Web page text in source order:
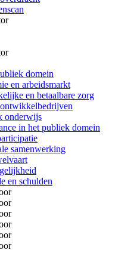
domein
en arbeidsmarkt
en betaalbare zorg
onderwijs
in het publiek domein
samenwerking
en schulden